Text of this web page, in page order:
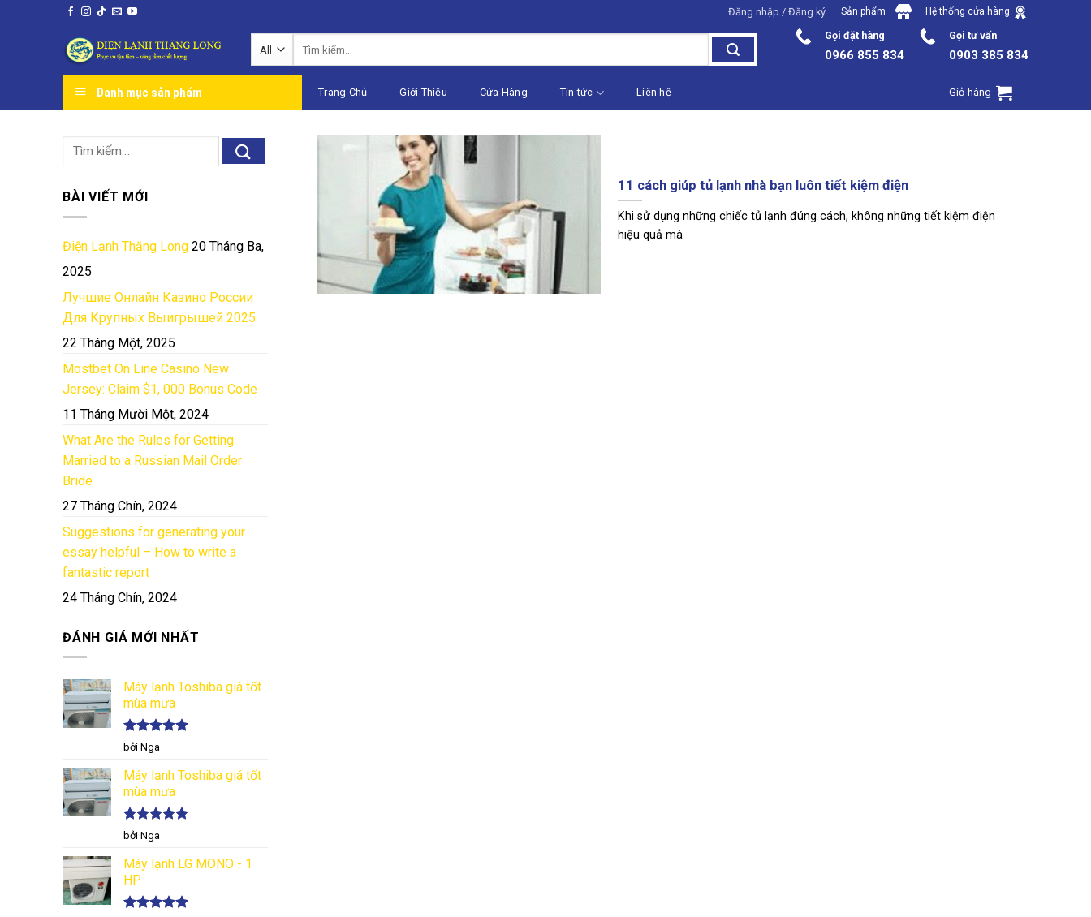
Đăng nhập / Đăng ký Sản phẩm Hệ thống cửa hàng
kiếm:
Gọi đặt hàng
0966 855 834
Gọi tư vấn
0903 385 834
Danh mục sản phẩm Trang Chủ Giới Thiệu Cửa Hàng Tin tức Liên hệ Giỏ hàng
BÀI VIẾT MỚI
Điện Lạnh Thăng Long 20 Tháng Ba,
2025
Лучшие Онлайн Казино России
Для Крупных Выигрышей 2025
22 Tháng Một, 2025
Mostbet On Line Casino New
Jersey: Claim $1, 000 Bonus Code
11 Tháng Mười Một, 2024
What Are the Rules for Getting
Married to a Russian Mail Order
Bride
27 Tháng Chín, 2024
Suggestions for generating your
essay helpful – How to write a
fantastic report
24 Tháng Chín, 2024
ĐÁNH GIÁ MỚI NHẤT
Máy lạnh Toshiba giá tốt
mùa mưa
Được xếp
hạng
sao
bởi Nga
Máy lạnh Toshiba giá tốt
mùa mưa
Được xếp
hạng
sao
bởi Nga
Máy lạnh LG MONO - 1
HP
11 cách giúp tủ lạnh nhà bạn luôn tiết kiệm điện
Khi sử dụng những chiếc tủ lạnh đúng cách, không những tiết kiệm điện
hiệu quả mà